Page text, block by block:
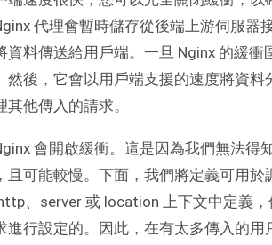
代理會暫時儲存從後端上游伺服器
資料傳送給用戶端。一旦 Nginx 的緩
然後，它會以用戶端支援的速度將資
他傳入的請求。
會開啟緩衝。這是因為我們無法得
且可能較慢。下面，我們將定義可用
、server 或 location 上下文中定義
進行設定的。因此，在有太多傳入的